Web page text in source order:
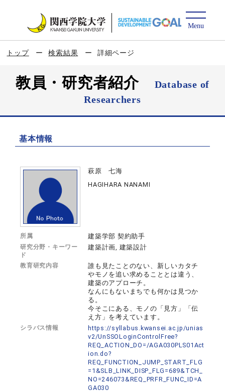
トップ 検索結果 詳細ページ
教員・研究者紹介
Database of
Researchers
基本情報
萩原 七海
HAGIHARA NANAMI
所属 建築学部 契約助手
研究分野・キーワー
ド
建築計画, 建築設計
教育研究内容
誰も見たことのない、新しいカタチ
やモノを追い求めることとは違う、
建築のアプローチ。
なんにもないまちでも何かは見つか
る。
今そこにある、モノの「見方」「伝
え方」を考えています。
シラバス情報
https://syllabus.kwansei.ac.jp/unias
v2/UnSSOLoginControlFree?
REQ_ACTION_DO=/AGA030PLS01Act
ion.do?
REQ_FUNCTION_JUMP_START_FLG
=1&SLB_LINK_DISP_FLG=689&TCH_
NO=246073&REQ_PRFR_FUNC_ID=A
GA030